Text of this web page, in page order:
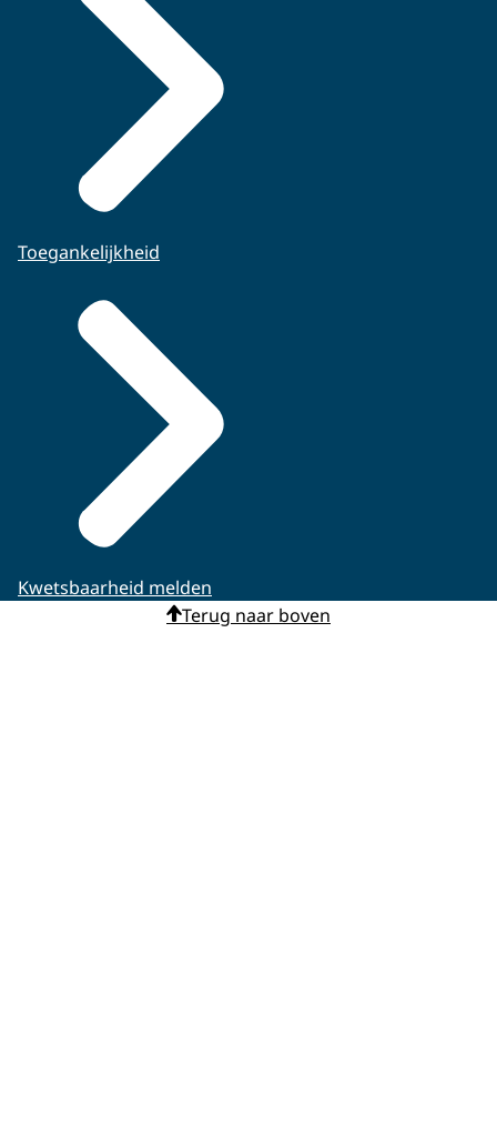
Toegankelijkheid
Kwetsbaarheid melden
Terug naar boven